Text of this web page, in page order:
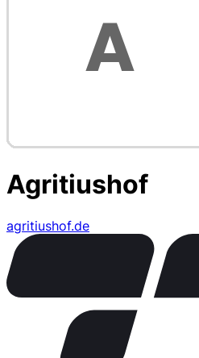
Agritiushof
agritiushof.de